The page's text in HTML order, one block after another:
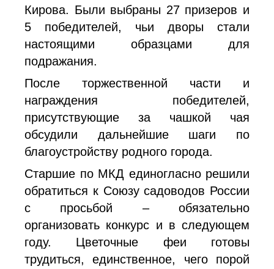
Кирова. Были выбраны 27 призеров и
5 победителей, чьи дворы стали
настоящими образцами для
подражания.
После торжественной части и
награждения победителей,
присутствующие за чашкой чая
обсудили дальнейшие шаги по
благоустройству родного города.
Старшие по МКД единогласно решили
обратиться к Союзу садоводов России
с просьбой – обязательно
организовать конкурс и в следующем
году. Цветочные феи готовы
трудиться, единственное, чего порой